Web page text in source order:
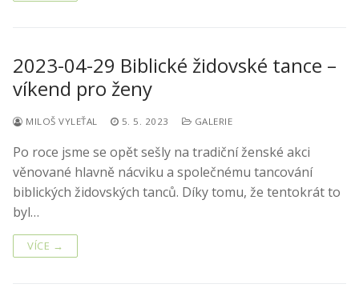
2023-04-29 Biblické židovské tance –
víkend pro ženy
MILOŠ VYLEŤAL 5. 5. 2023 GALERIE
Po roce jsme se opět sešly na tradiční ženské akci
věnované hlavně nácviku a společnému tancování
biblických židovských tanců. Díky tomu, že tentokrát to
byl…
VÍCE →